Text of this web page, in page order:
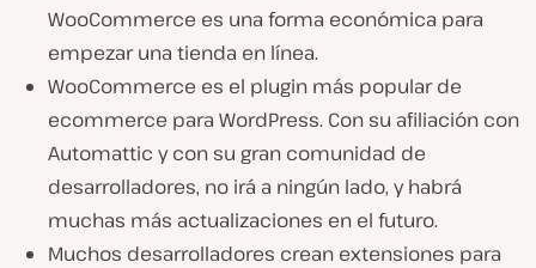
WooCommerce es una forma económica para
empezar una tienda en línea.
WooCommerce es el plugin más popular de
ecommerce para WordPress. Con su afiliación con
Automattic y con su gran comunidad de
desarrolladores, no irá a ningún lado, y habrá
muchas más actualizaciones en el futuro.
Muchos desarrolladores crean extensiones para